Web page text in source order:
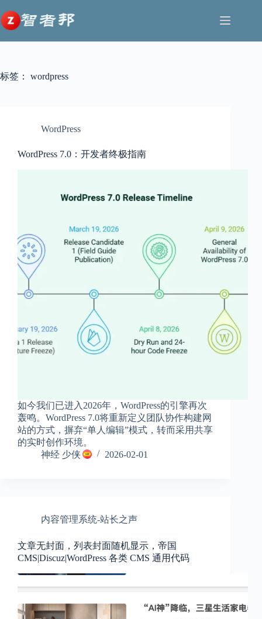
至
内
容
标签： wordpress
WordPress
WordPress 7.0：开发者终极指南
如今我们已进入2026年，WordPress的引擎再次
轰鸣。WordPress 7.0将重新定义团队协作构建网
站的方式，摒弃“单人编辑”模式，转而采用共享
的实时创作环境。
神经 少侠
2026-02-01
内容管理系统-站长之声
文章无封面，列表封面随机显示，帝国
CMS|Discuz|WordPress 各类 CMS 通用代码